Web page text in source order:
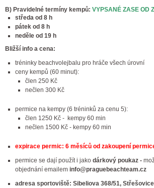
B) Pravidelné termíny kempů: VYPSANÉ ZASE OD
středa od 8 h
pátek od 8 h
neděle od 19 h
Bližší info a cena:
tréninky beachvolejbalu pro hráče všech úrovní
ceny kempů (60 minut):
člen 250 Kč
nečlen 300 Kč
permice na kempy (6 tréninků za cenu 5):
člen 1250 Kč - kempy 60 min
nečlen 1500 Kč - kempy 60 min
expirace permic: 6 měsíců od zakoupení
permice se dají použít i jako dárkový poukaz -
objednání emailem info@praguebeachteam.cz
adresa sportoviště: Sibeliova 368/51,